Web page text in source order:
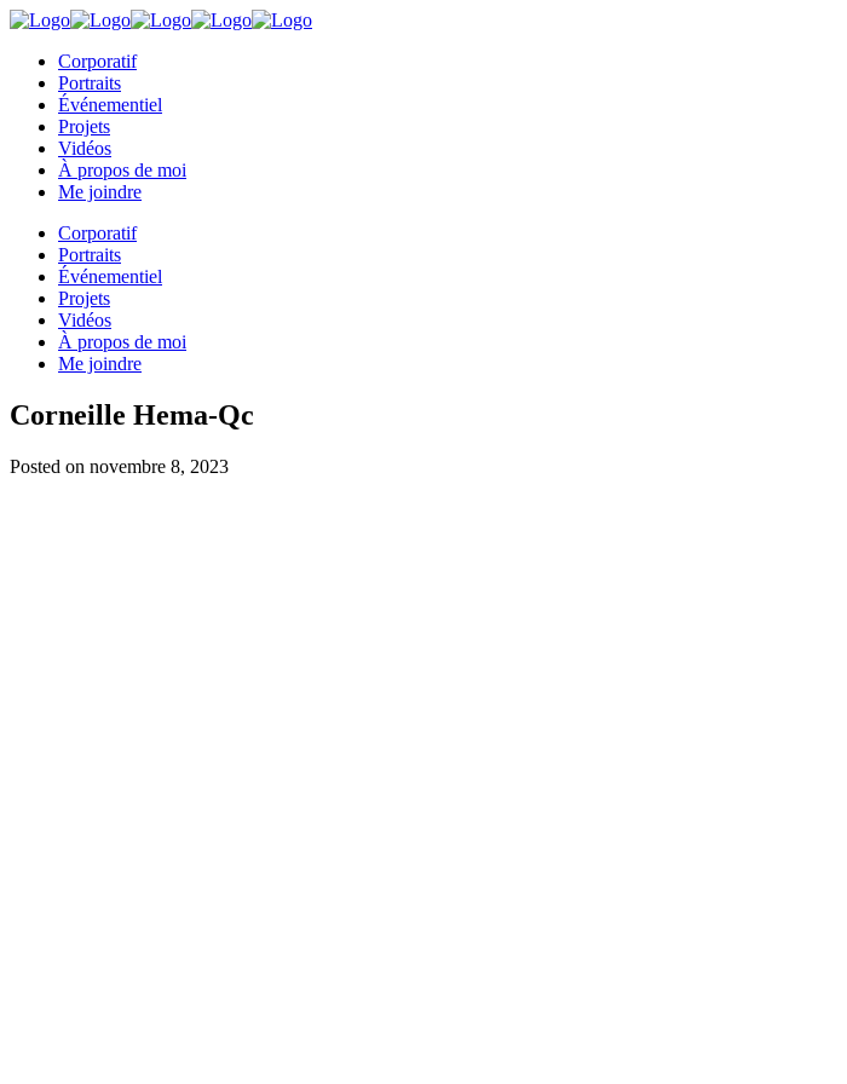
Corporatif
Portraits
Événementiel
Projets
Vidéos
À propos de moi
Me joindre
Corporatif
Portraits
Événementiel
Projets
Vidéos
À propos de moi
Me joindre
Corneille Hema-Qc
Posted on novembre 8, 2023